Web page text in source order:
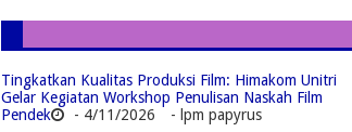
Tingkatkan Kualitas Produksi Film: Himakom Unitri
Gelar Kegiatan Workshop Penulisan Naskah Film
Pendek
- 4/11/2026
- lpm papyrus